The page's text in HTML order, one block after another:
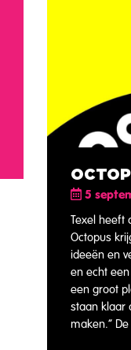
5
Texel heeft
Octopus
ideeën en
en echt
een groot
staan klaar
maken.” De